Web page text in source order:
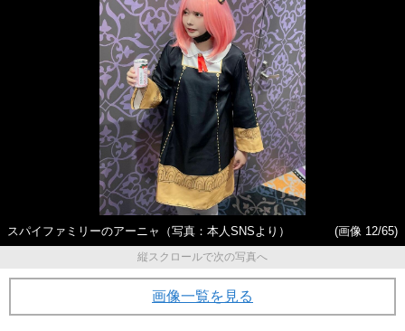
スパイファミリーのアーニャ（写真：本人SNSより）
(画像 12/65)
縦スクロールで次の写真へ
画像一覧を見る